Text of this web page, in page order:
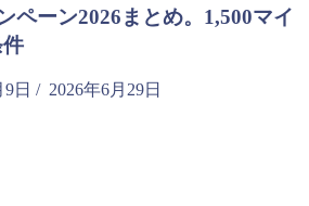
ペーン2026まとめ。1,500マイ
日 / 2026年6月29日